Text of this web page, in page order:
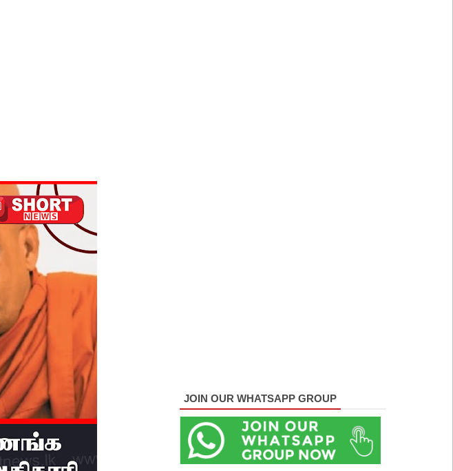
JOIN OUR WHATSAPP GROUP